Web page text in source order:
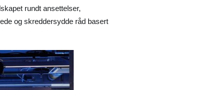
rundt ansettelser,
og skreddersydde råd basert